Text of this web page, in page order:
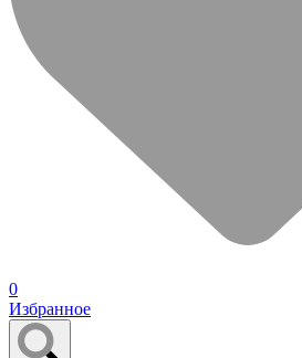
0
Избранное